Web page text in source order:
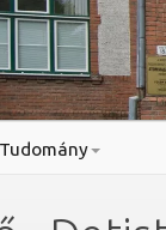
Tudomány